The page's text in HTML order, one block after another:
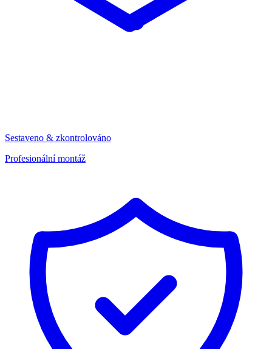
Sestaveno & zkontrolováno
Profesionální montáž